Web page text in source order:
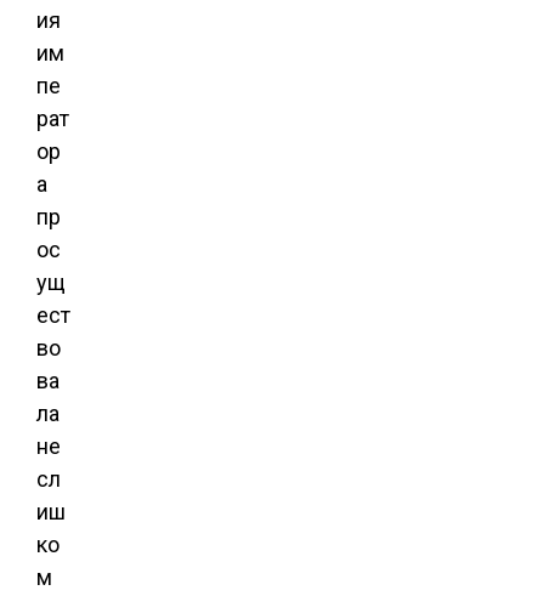
ия
им
пе
рат
ор
а
пр
ос
ущ
ест
во
ва
ла
не
сл
иш
ко
м